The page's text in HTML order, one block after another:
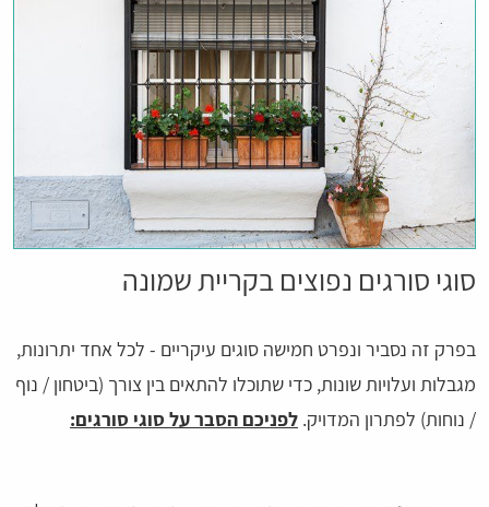
סוגי סורגים נפוצים בקריית שמונה
בפרק זה נסביר ונפרט חמישה סוגים עיקריים - לכל אחד יתרונות,
מגבלות ועלויות שונות, כדי שתוכלו להתאים בין צורך (ביטחון / נוף
/ נוחות) לפתרון המדויק. לפניכם הסבר על סוגי סורגים: